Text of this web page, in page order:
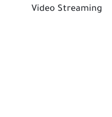
Video Streaming